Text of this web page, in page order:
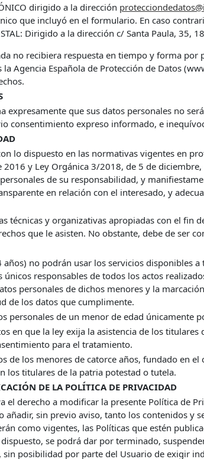
dirigido a la dirección
que incluyó en el formulario. En caso
Dirigido a la dirección c/ Santa Paula, 35,
no recibiera respuesta en tiempo y forma
Agencia Española de Protección de Datos
expresamente que sus datos personales no
consentimiento expreso informado, e
lo dispuesto en las normativas vigentes en
2016 y Ley Orgánica 3/2018, de 5 de
de su responsabilidad, y
en relación con el interesado, y
técnicas y organizativas apropiadas con el fin
que le asisten. No obstante, debe de ser
años) no podrán usar los servicios disponibles
únicos responsables de todos los actos
personales de dichos menores y la
de los datos que cumplimente.
personales de un menor de edad únicamente
en que la ley exija la asistencia de los
para el tratamiento.
de los menores de catorce años, fundado en
los titulares de la patria potestad o tutela.
DE LA POLÍTICA DE PRIVACIDAD
el derecho a modificar la presente Política de
añadir, sin previo aviso, tanto los contenidos y
como vigentes, las Políticas que estén
se podrá dar por terminado,
sin posibilidad por parte del Usuario de exigir